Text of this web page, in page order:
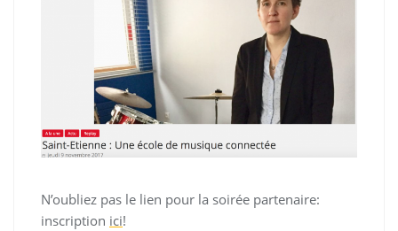
N’oubliez pas le lien pour la soirée partenaire:
inscription ici!